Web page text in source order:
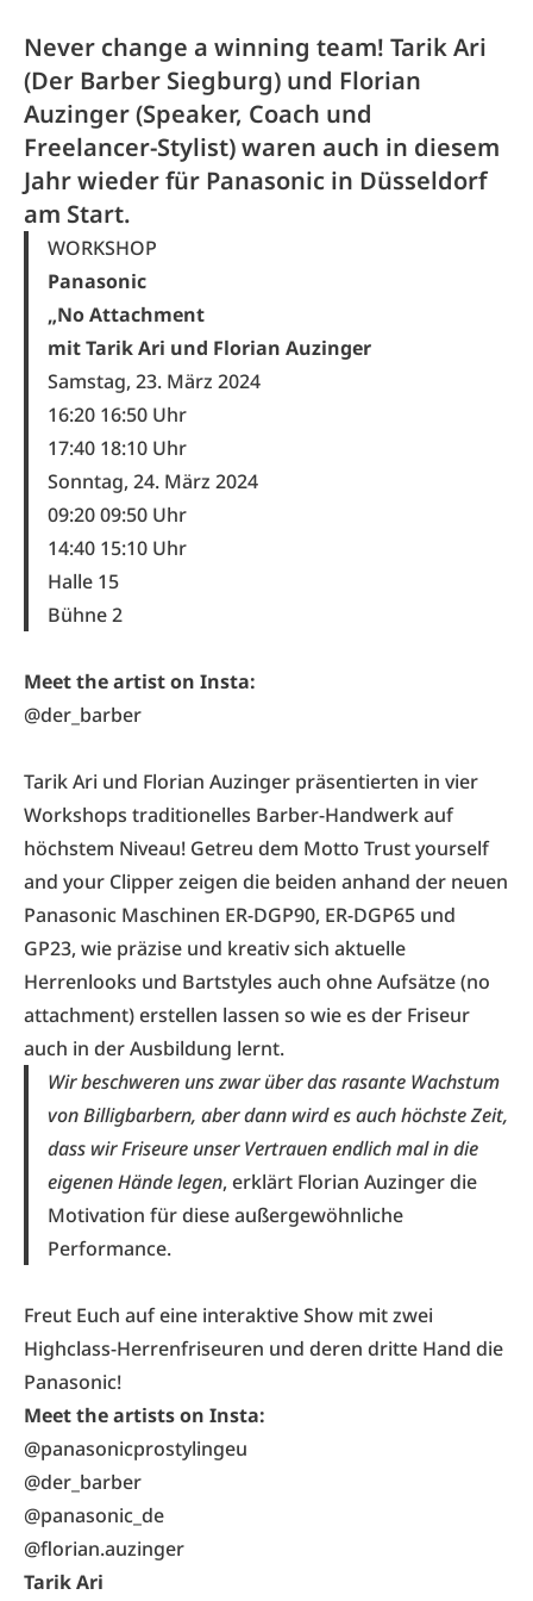
Never change a winning team! Tarik Ari
(Der Barber Siegburg) und Florian
Auzinger (Speaker, Coach und
Freelancer-Stylist) waren auch in diesem
Jahr wieder für Panasonic in Düsseldorf
am Start.
WORKSHOP
Panasonic
„No Attachment
mit Tarik Ari und Florian Auzinger
Samstag, 23. März 2024
16:20 16:50 Uhr
17:40 18:10 Uhr
Sonntag, 24. März 2024
09:20 09:50 Uhr
14:40 15:10 Uhr
Halle 15
Bühne 2
Meet the artist on Insta:
@der_barber
Tarik Ari und Florian Auzinger präsentierten in vier
Workshops traditionelles Barber-Handwerk auf
höchstem Niveau! Getreu dem Motto Trust yourself
and your Clipper zeigen die beiden anhand der neuen
Panasonic Maschinen ER-DGP90, ER-DGP65 und
GP23, wie präzise und kreativ sich aktuelle
Herrenlooks und Bartstyles auch ohne Aufsätze (no
attachment) erstellen lassen so wie es der Friseur
auch in der Ausbildung lernt.
Wir beschweren uns zwar über das rasante Wachstum
von Billigbarbern, aber dann wird es auch höchste Zeit,
dass wir Friseure unser Vertrauen endlich mal in die
eigenen Hände legen, erklärt Florian Auzinger die
Motivation für diese außergewöhnliche
Performance.
Freut Euch auf eine interaktive Show mit zwei
Highclass-Herrenfriseuren und deren dritte Hand die
Panasonic!
Meet the artists on Insta:
@panasonicprostylingeu
@der_barber
@panasonic_de
@florian.auzinger
Tarik Ari